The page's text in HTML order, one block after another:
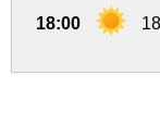
18:00